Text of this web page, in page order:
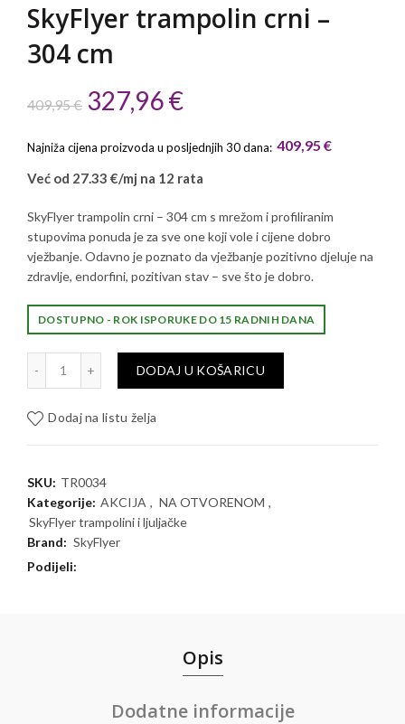
SkyFlyer trampolin crni –
304 cm
409,95€ Izvorna
cijena
bila
je:
409,95 €.
327,96€Trenutna
cijena
je:
327,96 €.
Najniža cijena proizvoda u posljednjih 30 dana: 409,95 €
Već od 27.33 €/mj na 12 rata
SkyFlyer trampolin crni – 304 cm s mrežom i profiliranim
stupovima ponuda je za sve one koji vole i cijene dobro
vježbanje. Odavno je poznato da vježbanje pozitivno djeluje na
zdravlje, endorfini, pozitivan stav – sve što je dobro.
DOSTUPNO - ROK ISPORUKE DO 15 RADNIH DANA
SkyFlyer trampolin crni - 304 cm količina
DODAJ U KOŠARICU
Dodaj na listu želja
SKU: TR0034
Kategorije: AKCIJA , NA OTVORENOM ,
SkyFlyer trampolini i ljuljačke
Brand: SkyFlyer
Podijeli
Opis
Dodatne informacije